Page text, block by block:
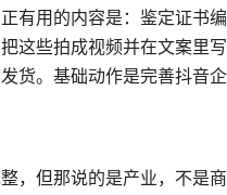
有用的内容是：鉴定证书
这些拍成视频并在文案里
货。基础动作是完善抖音
，但那说的是产业，不是